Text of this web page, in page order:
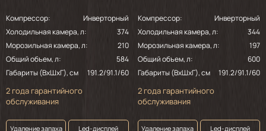
Компрессор:
Инверторный
Холодильная камера, л:
374
Морозильная камера, л:
210
Общий объем, л:
584
Габариты (ВхШхГ), см
191.2/91.1/60
2 года гарантийного
обслуживания
Удаление запаха
Led-дисплей
Компрессор:
Инверторный
Холодильная камера, л:
344
Морозильная камера, л:
197
Общий объем, л:
600
Габариты (ВхШхГ), см
191.2/91.1/60
2 года гарантийного
обслуживания
Удаление запаха
Led-дисплей